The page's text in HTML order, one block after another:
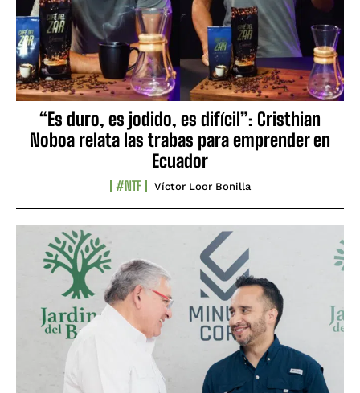
“Es duro, es jodido, es difícil”: Cristhian
Noboa relata las trabas para emprender en
Ecuador
#NTF Víctor Loor Bonilla